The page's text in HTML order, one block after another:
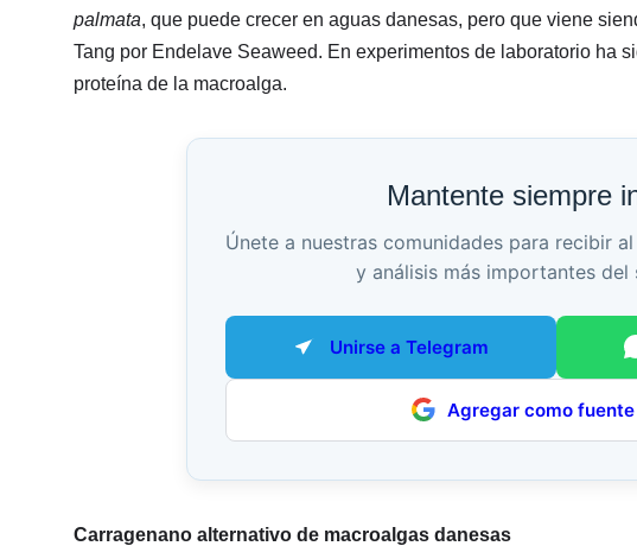
palmata, que puede crecer en aguas danesas, pero que viene
Tang por Endelave Seaweed. En experimentos de laboratorio ha
proteína de la macroalga.
Mantente siempre
Únete a nuestras comunidades para recibir
y análisis más importantes del
Unirse a Telegram
Agregar como
Carragenano alternativo de macroalgas danesas